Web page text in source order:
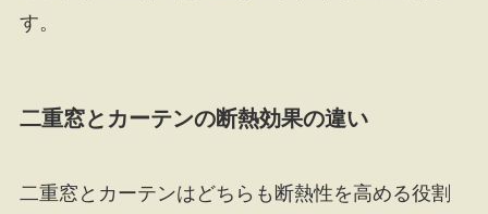
す。
二重窓とカーテンの断熱効果の違い
二重窓とカーテンはどちらも断熱性を高める役割